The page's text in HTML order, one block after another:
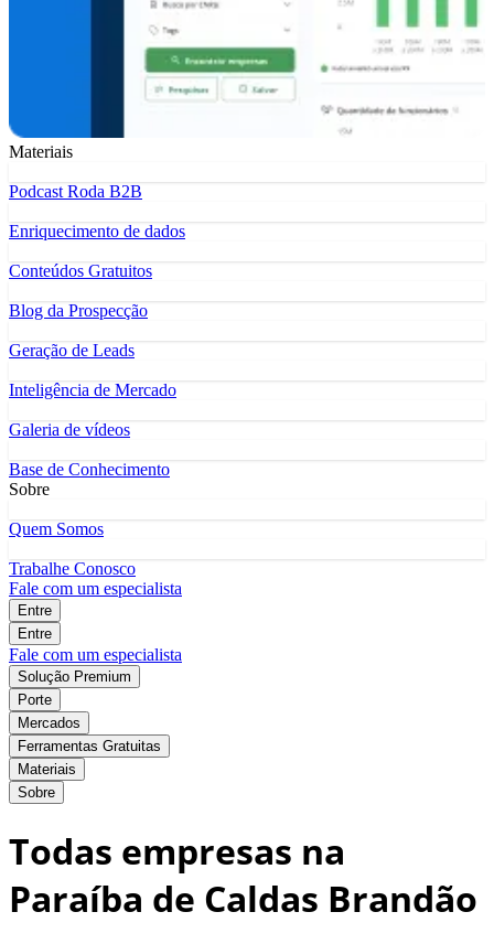
Materiais
Podcast Roda B2B
Enriquecimento de dados
Conteúdos Gratuitos
Blog da Prospecção
Geração de Leads
Inteligência de Mercado
Galeria de vídeos
Base de Conhecimento
Sobre
Quem Somos
Trabalhe Conosco
Fale com um especialista
Entre
Entre
Fale com um especialista
Solução Premium
Porte
Mercados
Ferramentas Gratuitas
Materiais
Sobre
Todas empresas na
Paraíba de Caldas Brandão